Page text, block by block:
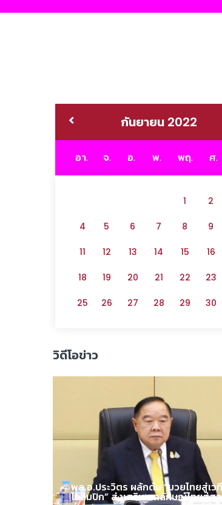
กันยายน 2022
อา. จ. อ. พ. พฤ. ศ.
1 2
4 5 6 7 8 9
11 12 13 14 15 16
18 19 20 21 22 23
25 26 27 28 29 30
วิดีโอข่าว
พล.อ.ประวิตร ผลักดัน “มวยไทยสู่เวที
โอลิมปิก” ส่งเสริมเอกลักษณ์ไทยสู่ส